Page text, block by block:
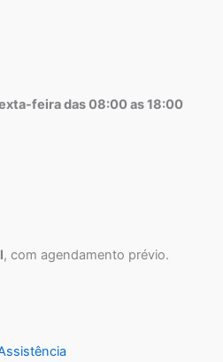
feira das 08:00 as 18:00
, com agendamento prévio.